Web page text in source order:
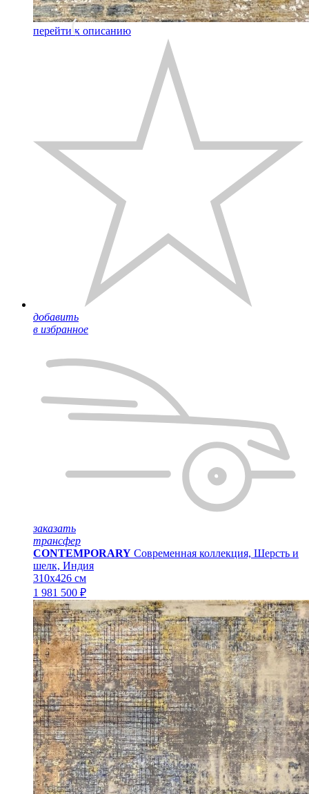
перейти к описанию
добавить
в избранное
заказать
трансфер
CONTEMPORARY Современная коллекция, Шерсть и
шелк, Индия
310x426 см
1 981 500 ₽